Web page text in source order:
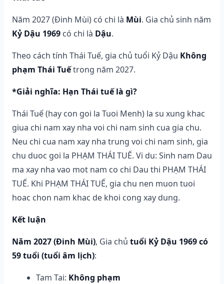
Năm 2027 (Đinh Mùi) có chi là Mùi. Gia chủ sinh năm
Kỷ Dậu 1969 có chi là Dậu.
Theo cách tính Thái Tuế, gia chủ tuổi Kỷ Dậu Không
phạm Thái Tuếtrong năm 2027.
*Giải nghĩa: Hạn Thái tuế là gì?
Thái Tuế (hay con goi la Tuoi Menh) la su xung khac
giua chi nam xay nha voi chi nam sinh cua gia chu.
Neu chi cua nam xay nha trung voi chi nam sinh, gia
chu duoc goi la PHẠM THÁI TUẾ. Vi du: Sinh nam Dau
ma xay nha vao mot nam co chi Dau thi PHẠM THÁI
TUẾ. Khi PHẠM THÁI TUẾ, gia chu nen muon tuoi
hoac chon nam khac de khoi cong xay dung.
Kết luận
Năm 2027 (Đinh Mùi), Gia chủ tuổi Kỷ Dậu 1969 có
59 tuổi (tuổi âm lịch):
Tam Tai: Không phạm